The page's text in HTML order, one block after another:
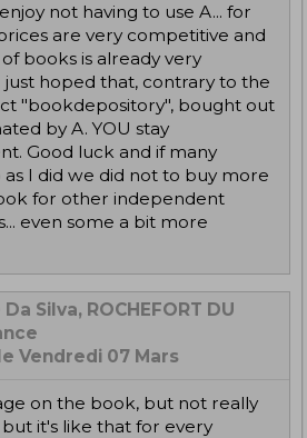
are very competitive and
books is already very
just hoped that, contrary to the
"bookdepository", bought out
by A. YOU stay
Good luck and if many
as I did we did not to buy more
for other independent
even some a bit more
Silva, ROCHEFORT DU
Vendredi 07 Mars
it's like that for every